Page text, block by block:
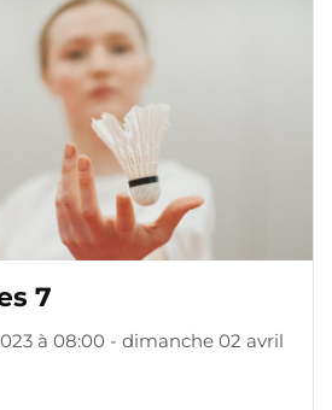
7
à 08:00 - dimanche 02 avril